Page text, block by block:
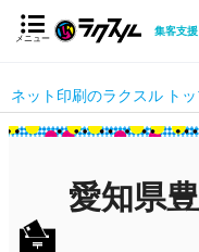
メニュー
集客支援
ネット印刷のラクスル ト
愛知県